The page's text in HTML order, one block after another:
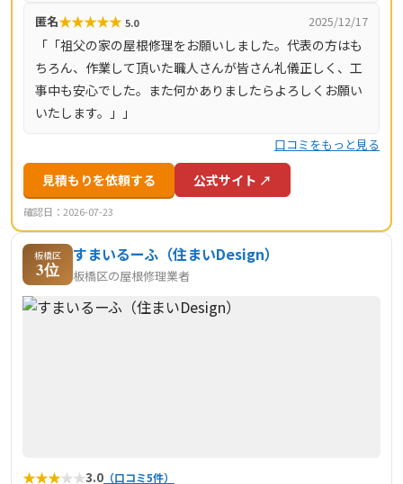
匿名★★★★★ 5.0 2025/12/17
「「祖父の家の屋根修理をお願いしました。代表の方はも
ちろん、作業して頂いた職人さんが皆さん礼儀正しく、工
事中も安心でした。また何かありましたらよろしくお願い
いたします。」」
口コミをもっと見る
見積もりを依頼する 公式サイト ↗
確認日：2026-07-23
板橋区
3位
すまいるーふ（住まいDesign）
板橋区の屋根修理業者
★★★★★3.0 （口コミ5件）